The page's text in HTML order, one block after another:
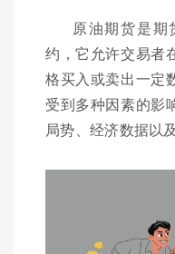
原油期货是期
约，它允许交易者
格买入或卖出一定
受到多种因素的影
局势、经济数据以